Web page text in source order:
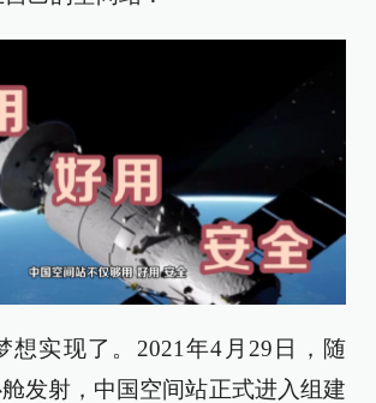
想实现了。2021年4月29日，随
发射，中国空间站正式进入组建